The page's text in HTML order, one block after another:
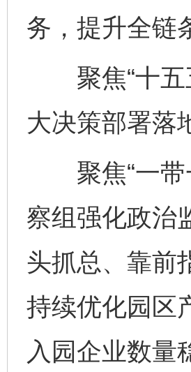
务，提升全链
聚焦“十五
大决策部署落
聚焦“一带
察组强化政治
头抓总、靠前
持续优化园区
入园企业数量